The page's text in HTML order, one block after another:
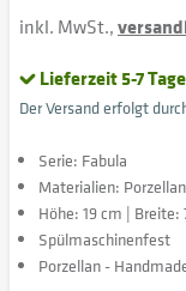
inkl. MwSt.,
Lieferzeit 5-7 Tage
Der Versand erfolgt
Serie: Fabula
Materialien: Porzellan
Höhe: 19 cm |
Spülmaschinenfest
Porzellan -